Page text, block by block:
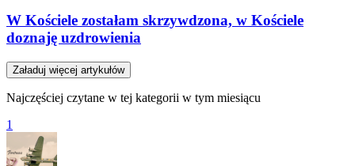
W Kościele zostałam skrzywdzona, w Kościele
doznaję uzdrowienia
Załaduj więcej artykułów
Najczęściej czytane w tej kategorii w tym miesiącu
1